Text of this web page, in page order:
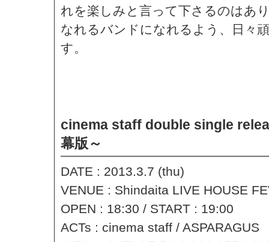
れを楽しみと言って下さるのはあ
なれるバンドになれるよう、日々
す。
cinema staff double single
幕版～
DATE : 2013.3.7 (thu)
VENUE : Shindaita LIVE HOUSE
OPEN : 18:30 / START : 19:00
ACTs : cinema staff / ASPARAGUS